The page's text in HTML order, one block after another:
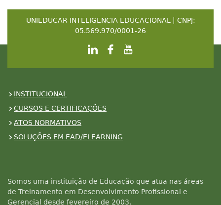
UNIEDUCAR INTELIGENCIA EDUCACIONAL | CNPJ:
05.569.970/0001-26
INSTITUCIONAL
CURSOS E CERTIFICAÇÕES
ATOS NORMATIVOS
SOLUÇÕES EM EAD/ELEARNING
Somos uma instituição de Educação que atua nas áreas
de Treinamento em Desenvolvimento Profissional e
Gerencial desde fevereiro de 2003.